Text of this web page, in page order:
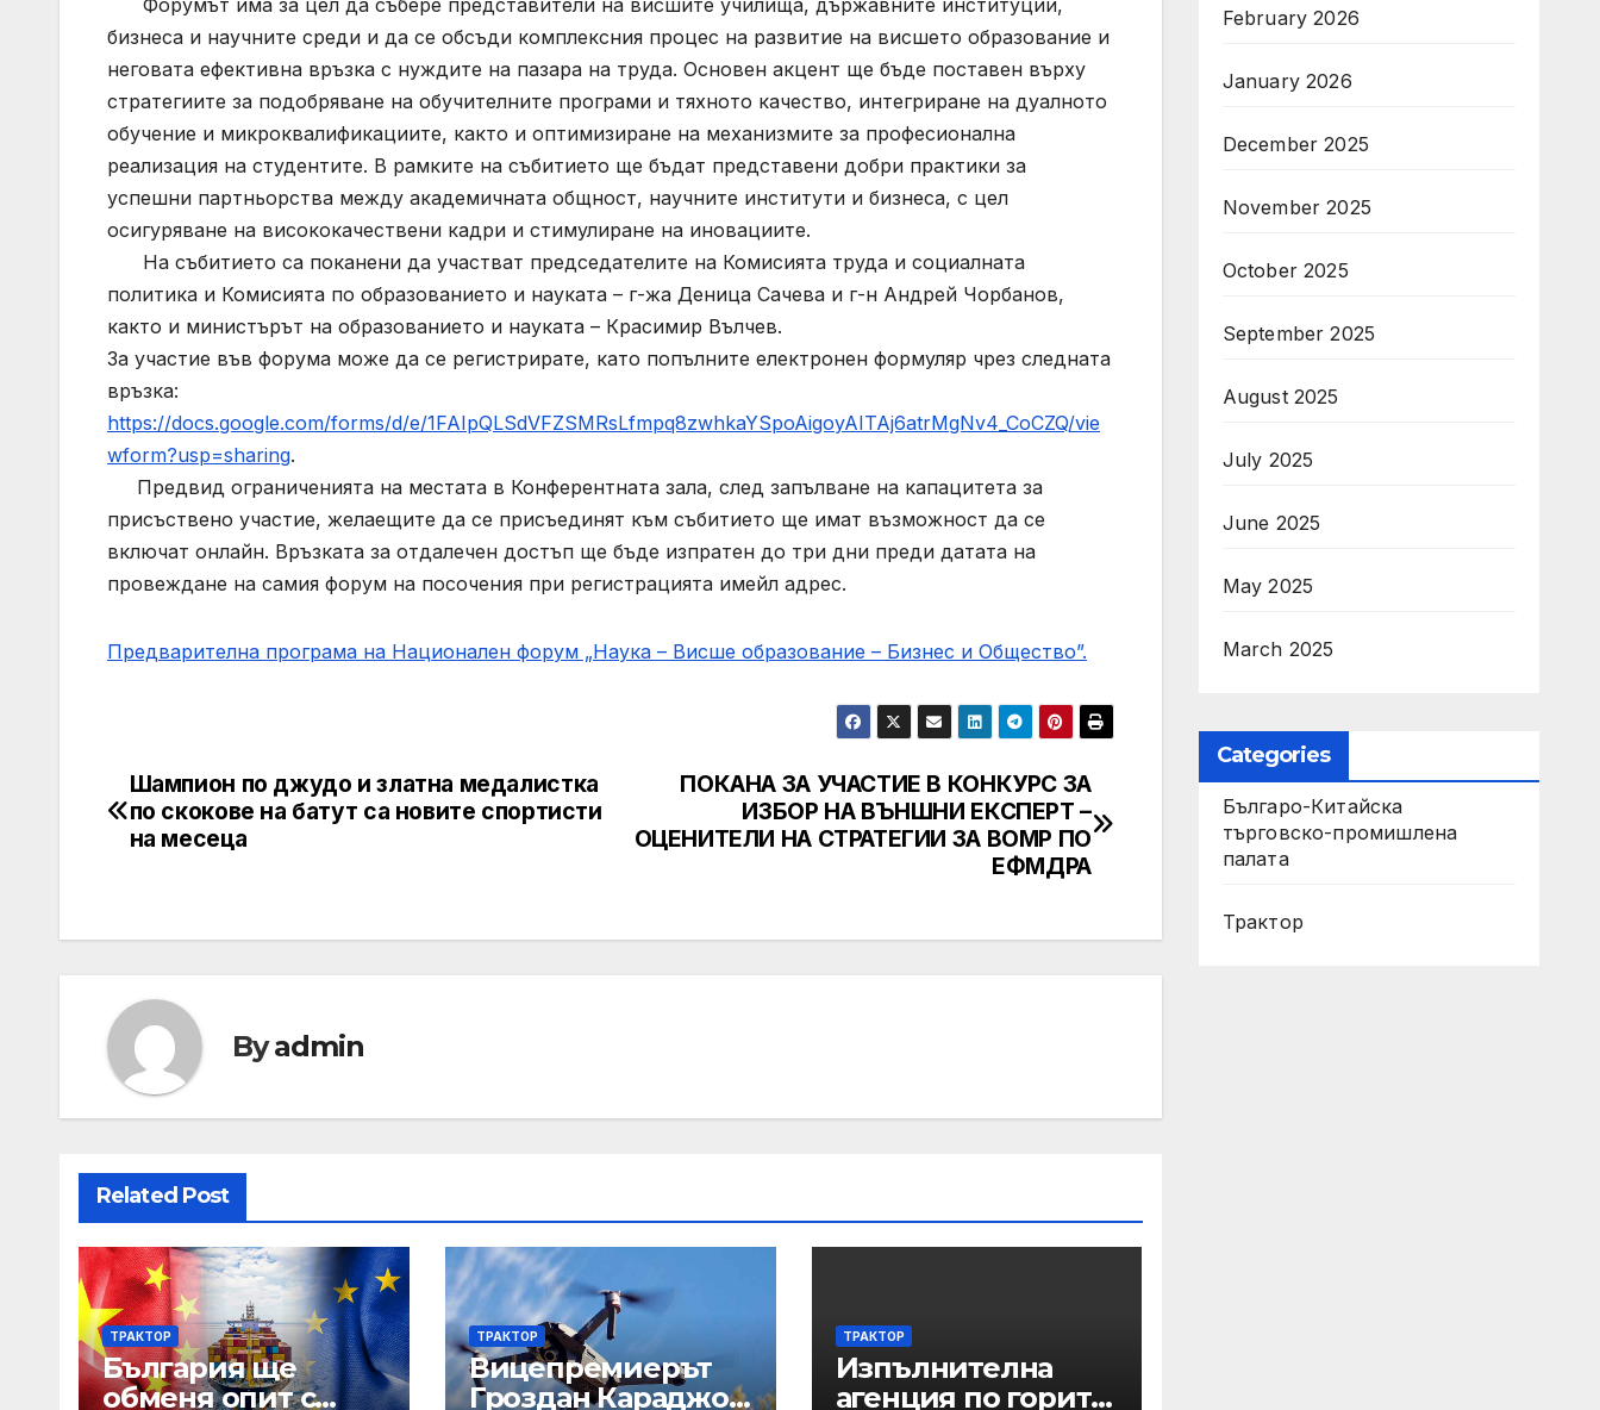
бизнеса и научните среди и да се обсъди комплексния процес на развитие на висшето образование и
неговата ефективна връзка с нуждите на пазара на труда. Основен акцент ще бъде поставен върху
стратегиите за подобряване на обучителните програми и тяхното качество, интегриране на дуалното
обучение и микроквалификациите, както и оптимизиране на механизмите за професионална
реализация на студентите. В рамките на събитието ще бъдат представени добри практики за
успешни партньорства между академичната общност, научните институти и бизнеса, с цел
осигуряване на висококачествени кадри и стимулиране на иновациите.
На събитието са поканени да участват председателите на Комисията труда и социалната
политика и Комисията по образованието и науката – г-жа Деница Сачева и г-н Андрей Чорбанов,
както и министърът на образованието и науката – Красимир Вълчев.
За участие във форума може да се регистрирате, като попълните електронен формуляр чрез следната
връзка:
https://docs.google.com/forms/d/e/1FAIpQLSdVFZSMRsLfmpq8zwhkaYSpoAigoyAITAj6atrMgNv4_CoCZQ/vie
wform?usp=sharing.
Предвид ограниченията на местата в Конферентната зала, след запълване на капацитета за
присъствено участие, желаещите да се присъединят към събитието ще имат възможност да се
включат онлайн. Връзката за отдалечен достъп ще бъде изпратен до три дни преди датата на
провеждане на самия форум на посочения при регистрацията имейл адрес.
Предварителна програма на Национален форум „Наука – Висше образование – Бизнес и Общество”.
Post
navigation
ПОКАНА ЗА УЧАСТИЕ В КОНКУРС ЗА
ИЗБОР НА ВЪНШНИ ЕКСПЕРТ –
ОЦЕНИТЕЛИ НА СТРАТЕГИИ ЗА ВОМР ПО
ЕФМДРА
Шампион по джудо и златна медалистка
по скокове на батут са новите спортисти
на месеца
Byadmin
Related Post
ТРАКТОР
България ще
обменя опит с
ТРАКТОР
Вицепремиерът
Гроздан Караджов
ТРАКТОР
Изпълнителна
агенция по горите
February 2026
January 2026
December 2025
November 2025
October 2025
September 2025
August 2025
July 2025
June 2025
May 2025
March 2025
Categories
Българо-Китайска
търговско-промишлена
палата
Трактор